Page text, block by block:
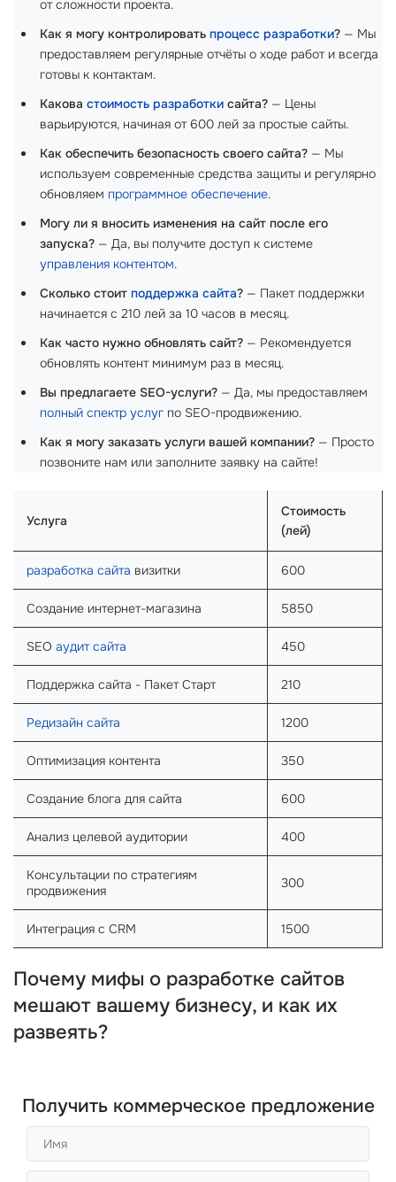
от сложности проекта.
Как я могу контролировать процесс разработки? — Мы
предоставляем регулярные отчёты о ходе работ и всегда
готовы к контактам.
Какова стоимость разработки сайта? — Цены
варьируются, начиная от 600 лей за простые сайты.
Как обеспечить безопасность своего сайта? — Мы
используем современные средства защиты и регулярно
обновляем программное обеспечение.
Могу ли я вносить изменения на сайт после его
запуска? — Да, вы получите доступ к системе
управления контентом.
Сколько стоит поддержка сайта? — Пакет поддержки
начинается с 210 лей за 10 часов в месяц.
Как часто нужно обновлять сайт? — Рекомендуется
обновлять контент минимум раз в месяц.
Вы предлагаете SEO-услуги? — Да, мы предоставляем
полный спектр услуг по SEO-продвижению.
Как я могу заказать услуги вашей компании? — Просто
позвоните нам или заполните заявку на сайте!
Услуга
Стоимость
(лей)
разработка сайта визитки 600
Создание интернет-магазина 5850
SEO аудит сайта 450
Поддержка сайта - Пакет Старт 210
Редизайн сайта 1200
Оптимизация контента 350
Создание блога для сайта 600
Анализ целевой аудитории 400
Консультации по стратегиям
продвижения
300
Интеграция с CRM 1500
Почему мифы о разработке сайтов
мешают вашему бизнесу, и как их
развеять?
Получить коммерческое предложение